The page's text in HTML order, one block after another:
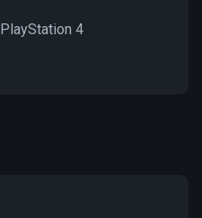
PlayStation 4